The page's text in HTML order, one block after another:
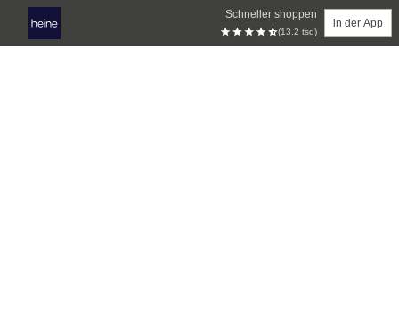
Schneller shoppen
(13.2 tsd)
in der App